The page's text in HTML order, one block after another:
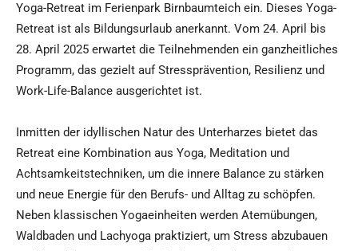
Yoga-Retreat im Ferienpark Birnbaumteich ein. Dieses Yoga-
Retreat ist als Bildungsurlaub anerkannt. Vom 24. April bis
28. April 2025 erwartet die Teilnehmenden ein ganzheitliches
Programm, das gezielt auf Stressprävention, Resilienz und
Work-Life-Balance ausgerichtet ist.
Inmitten der idyllischen Natur des Unterharzes bietet das
Retreat eine Kombination aus Yoga, Meditation und
Achtsamkeitstechniken, um die innere Balance zu stärken
und neue Energie für den Berufs- und Alltag zu schöpfen.
Neben klassischen Yogaeinheiten werden Atemübungen,
Waldbaden und Lachyoga praktiziert, um Stress abzubauen